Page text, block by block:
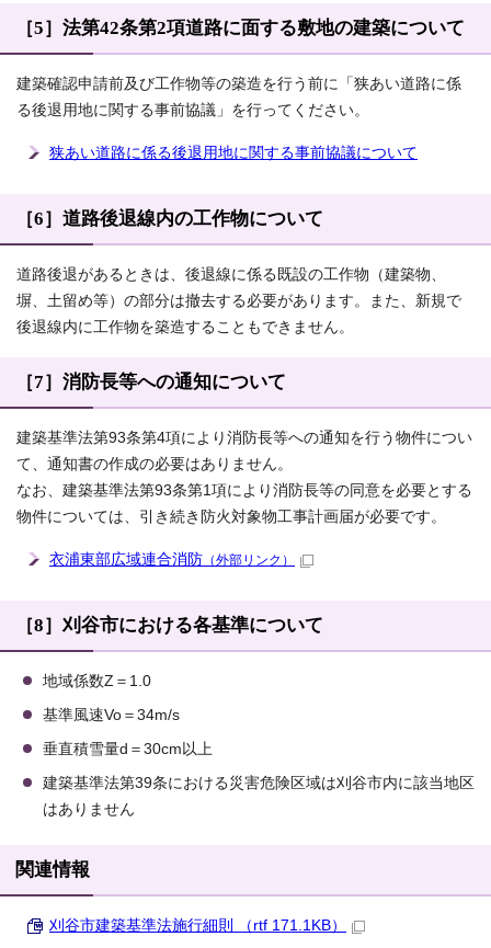
［5］法第42条第2項道路に面する敷地の建築について
建築確認申請前及び工作物等の築造を行う前に「狭あい道路に係
る後退用地に関する事前協議」を行ってください。
狭あい道路に係る後退用地に関する事前協議について
［6］道路後退線内の工作物について
道路後退があるときは、後退線に係る既設の工作物（建築物、
塀、土留め等）の部分は撤去する必要があります。また、新規で
後退線内に工作物を築造することもできません。
［7］消防長等への通知について
建築基準法第93条第4項により消防長等への通知を行う物件につい
て、通知書の作成の必要はありません。
なお、建築基準法第93条第1項により消防長等の同意を必要とする
物件については、引き続き防火対象物工事計画届が必要です。
衣浦東部広域連合消防 （外部リンク）
［8］刈谷市における各基準について
地域係数Z＝1.0
基準風速Vo＝34m/s
垂直積雪量d＝30cm以上
建築基準法第39条における災害危険区域は刈谷市内に該当地区
はありません
関連情報
刈谷市建築基準法施行細則 （rtf 171.1KB）